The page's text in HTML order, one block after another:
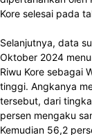
Kore selesai pada
Selanjutnya, data
Oktober 2024
Riwu Kore sebagai
tinggi. Angkanya
tersebut, dari
persen mengaku
Kemudian 56,2